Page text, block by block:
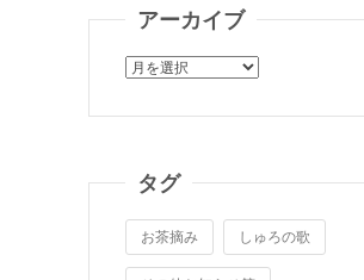
アーカイブ
ア
カ
タグ
お茶摘み しゅろの歌